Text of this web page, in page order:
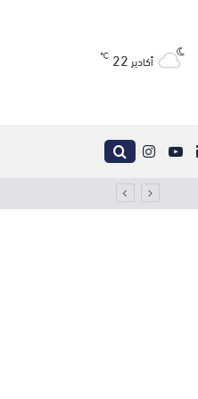
أكادير 22
℃
بحث
انستقراميوتيوبلينكدإن